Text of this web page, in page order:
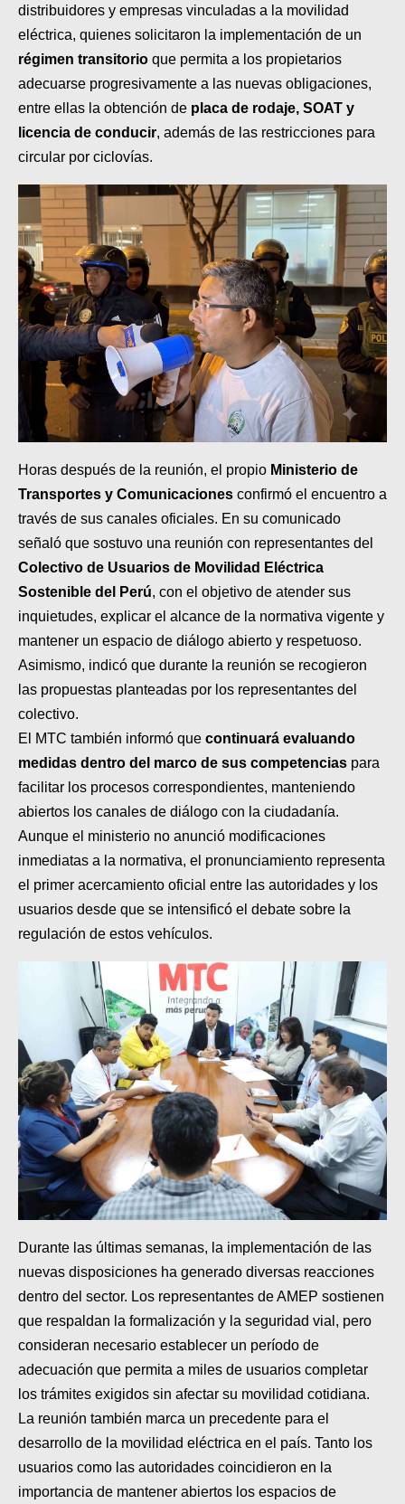
MOTOS BENELLI PERÚ
MOTOS ZONGSHEN PERÚ
distribuidores y empresas vinculadas a la movilidad
eléctrica, quienes solicitaron la implementación de un
régimen transitorio que permita a los propietarios
adecuarse progresivamente a las nuevas obligaciones,
entre ellas la obtención de placa de rodaje, SOAT y
licencia de conducir, además de las restricciones para
circular por ciclovías.
Horas después de la reunión, el propio Ministerio de
Transportes y Comunicaciones confirmó el encuentro a
través de sus canales oficiales. En su comunicado
señaló que sostuvo una reunión con representantes del
Colectivo de Usuarios de Movilidad Eléctrica
Sostenible del Perú, con el objetivo de atender sus
inquietudes, explicar el alcance de la normativa vigente y
mantener un espacio de diálogo abierto y respetuoso.
Asimismo, indicó que durante la reunión se recogieron
las propuestas planteadas por los representantes del
colectivo.
El MTC también informó que continuará evaluando
medidas dentro del marco de sus competencias para
facilitar los procesos correspondientes, manteniendo
abiertos los canales de diálogo con la ciudadanía.
Aunque el ministerio no anunció modificaciones
inmediatas a la normativa, el pronunciamiento representa
el primer acercamiento oficial entre las autoridades y los
usuarios desde que se intensificó el debate sobre la
regulación de estos vehículos.
Durante las últimas semanas, la implementación de las
nuevas disposiciones ha generado diversas reacciones
dentro del sector. Los representantes de AMEP sostienen
que respaldan la formalización y la seguridad vial, pero
consideran necesario establecer un período de
adecuación que permita a miles de usuarios completar
los trámites exigidos sin afectar su movilidad cotidiana.
La reunión también marca un precedente para el
desarrollo de la movilidad eléctrica en el país. Tanto los
usuarios como las autoridades coincidieron en la
importancia de mantener abiertos los espacios de